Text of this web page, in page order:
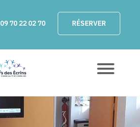
09 70 22 02 70 RÉSERVER